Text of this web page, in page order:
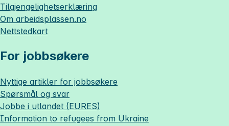
Tilgjengelighetserklæring
Om arbeidsplassen.no
Nettstedkart
For jobbsøkere
Nyttige artikler for jobbsøkere
Spørsmål og svar
Jobbe i utlandet (EURES)
Information to refugees from Ukraine